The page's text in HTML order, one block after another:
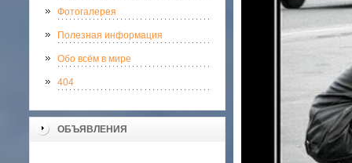
Фотогалерея
Полезная информация
Обо всём в мире
404
ОБЪЯВЛЕНИЯ